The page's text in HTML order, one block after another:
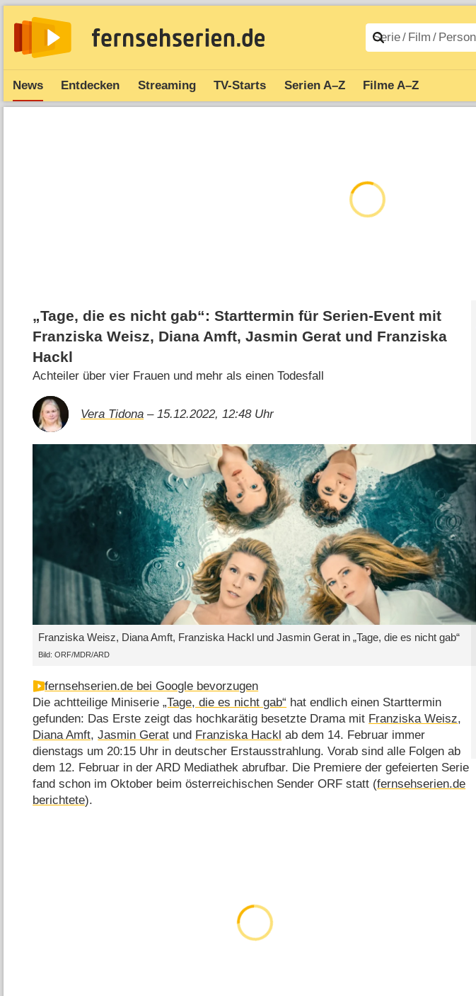
News Entdecken Streaming TV-Starts Serien A–Z Filme A–Z
„Tage, die es nicht gab“: Starttermin für Serien-Event mit
Franziska Weisz, Diana Amft, Jasmin Gerat und Franziska
Hackl
Achteiler über vier Frauen und mehr als einen Todesfall
Vera Tidona – 15.12.2022, 12:48 Uhr
Franziska Weisz, Diana Amft, Franziska Hackl und Jasmin Gerat in „Tage, die es nicht gab“
Bild: ORF/MDR/ARD
fernsehserien.de bei Google bevorzugen
Die achtteilige Miniserie„Tage, die es nicht gab“ hat endlich einen Starttermin
gefunden: Das Erste zeigt das hochkarätig besetzte Drama mit Franziska Weisz,
Diana Amft,Jasmin Gerat und Franziska Hackl ab dem 14. Februar immer
dienstags um 20:15 Uhr in deutscher Erstausstrahlung. Vorab sind alle Folgen ab
dem 12. Februar in der ARD Mediathek abrufbar. Die Premiere der gefeierten Serie
fand schon im Oktober beim österreichischen Sender ORF statt (fernsehserien.de
berichtete).